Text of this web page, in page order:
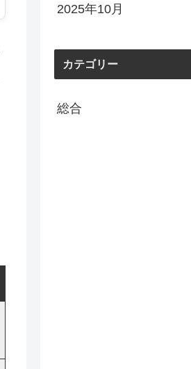
2025年10月
カテゴリー
総合